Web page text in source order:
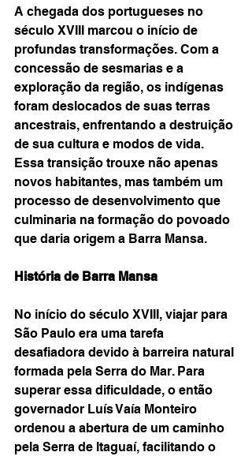
A chegada dos portugueses no
século XVIII marcou o início de
profundas transformações. Com a
concessão de sesmarias e a
exploração da região, os indígenas
foram deslocados de suas terras
ancestrais, enfrentando a destruição
de sua cultura e modos de vida.
Essa transição trouxe não apenas
novos habitantes, mas também um
processo de desenvolvimento que
culminaria na formação do povoado
que daria origem a Barra Mansa.
História de Barra Mansa
No início do século XVIII, viajar para
São Paulo era uma tarefa
desafiadora devido à barreira natural
formada pela Serra do Mar. Para
superar essa dificuldade, o então
governador Luís Vaía Monteiro
ordenou a abertura de um caminho
pela Serra de Itaguaí, facilitando o